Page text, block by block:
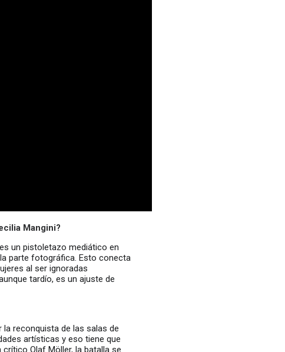
Mangini?
un pistoletazo mediático en
parte fotográfica. Esto conecta
al ser ignoradas
tardío, es un ajuste de
reconquista de las salas de
artísticas y eso tiene que
Olaf Möller, la batalla se